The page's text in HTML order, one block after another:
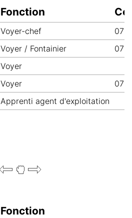
Fonction
Voyer-chef
079
Voyer / Fontainier
079
Voyer
Voyer
079
Apprenti agent d'exploitation
Fonction